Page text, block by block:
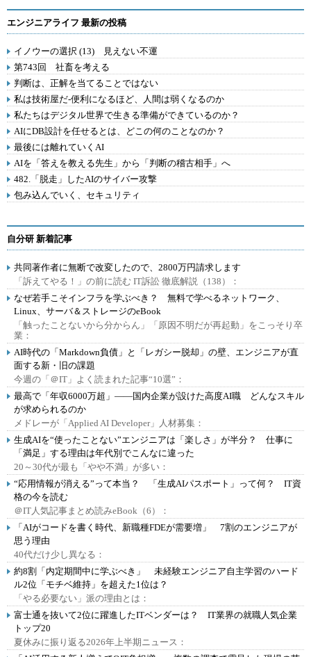
エンジニアライフ 最新の投稿
イノウーの選択 (13) 見えない不運
第743回 社畜を考える
判断は、正解を当てることではない
私は技術屋だ-便利になるほど、人間は弱くなるのか
私たちはデジタル世界で生きる準備ができているのか？
AIにDB設計を任せるとは、どこの何のことなのか？
最後には離れていくAI
AIを「答えを教える先生」から「判断の稽古相手」へ
482.「脱走」したAIのサイバー攻撃
包み込んでいく、セキュリティ
自分研 新着記事
共同著作者に無断で改変したので、2800万円請求します
「訴えてやる！」の前に読む IT訴訟 徹底解説（138）：
なぜ若手こそインフラを学ぶべき？ 無料で学べるネットワーク、
Linux、サーバ＆ストレージのeBook
「触ったことないから分からん」「原因不明だが再起動」をこっそり卒
業：
AI時代の「Markdown負債」と「レガシー脱却」の壁、エンジニアが直
面する新・旧の課題
今週の「＠IT」よく読まれた記事“10選”：
最高で「年収6000万超」――国内企業が設けた高度AI職 どんなスキル
が求められるのか
メドレーが「Applied AI Developer」人材募集：
生成AIを“使ったことない”エンジニアは「楽しさ」が半分？ 仕事に
「満足」する理由は年代別でこんなに違った
20～30代が最も「やや不満」が多い：
“応用情報が消える”って本当？ 「生成AIパスポート」って何？ IT資
格の今を読む
＠IT人気記事まとめ読みeBook（6）：
「AIがコードを書く時代、新職種FDEが需要増」 7割のエンジニアが
思う理由
40代だけ少し異なる：
約8割「内定期間中に学ぶべき」 未経験エンジニア自主学習のハード
ル2位「モチベ維持」を超えた1位は？
「やる必要ない」派の理由とは：
富士通を抜いて2位に躍進したITベンダーは？ IT業界の就職人気企業
トップ20
夏休みに振り返る2026年上半期ニュース：